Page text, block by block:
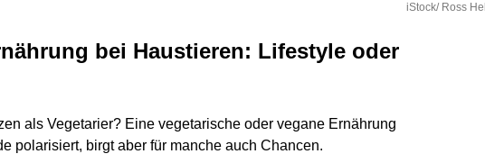
iStock/ Ross
bei Haustieren: Lifestyle oder
als Vegetarier? Eine vegetarische oder vegane Ernährung
polarisiert, birgt aber für manche auch Chancen.